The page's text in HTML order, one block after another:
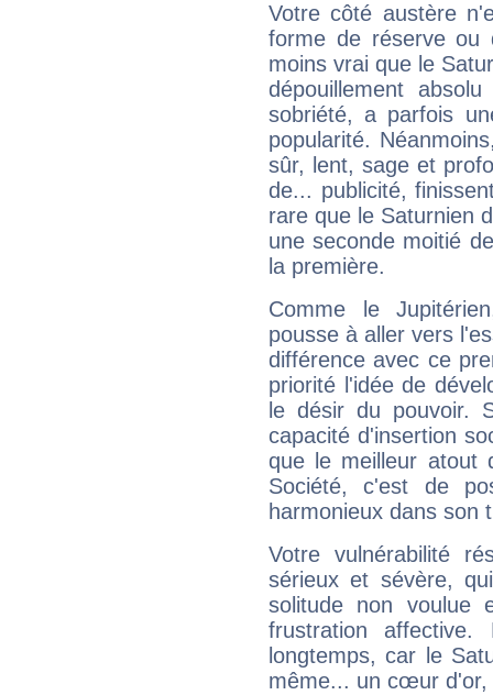
Votre côté austère
forme de réserve
moins vrai que le
dépouillement
sobriété, a parfois
popularité.
sûr, lent, sage et
de... publicité,
rare que le Saturnien
une seconde moitié
la première.
Comme le
pousse à aller vers
différence avec ce
priorité l'idée de
le désir du pouvoir.
capacité d'insertion
que le meilleur atout
Société, c'est de
harmonieux dans son
Votre vulnérabilité
sérieux et sévère,
solitude non voulue
frustration
longtemps, car le
même... un cœur d'or,